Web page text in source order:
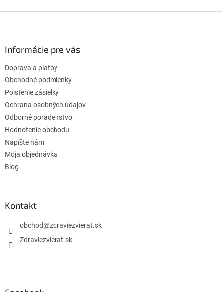
Informácie pre vás
Doprava a platby
Obchodné podmienky
Poistenie zásielky
Ochrana osobných údajov
Odborné poradenstvo
Hodnotenie obchodu
Napíšte nám
Moja objednávka
Blog
Kontakt
obchod@zdraviezvierat.sk
Zdraviezvierat.sk